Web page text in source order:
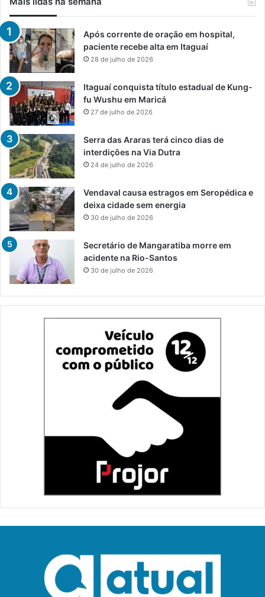
Após corrente de oração em hospital,
paciente recebe alta em Itaguaí
28 de julho de 2026
Itaguaí conquista título estadual de Kung-
fu Wushu em Maricá
27 de julho de 2026
Serra das Araras terá cinco dias de
interdições na Via Dutra
24 de julho de 2026
Vendaval causa estragos em Seropédica e
deixa cidade sem energia
30 de julho de 2026
Secretário de Mangaratiba morre em
acidente na Rio-Santos
30 de julho de 2026